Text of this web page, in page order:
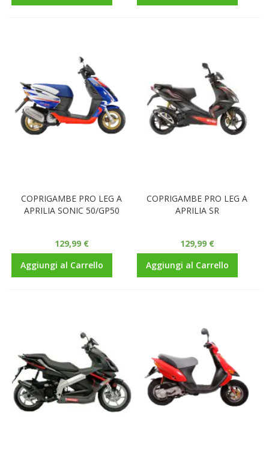
COPRIGAMBE PRO LEG A
APRILIA SONIC 50/GP50
129,99 €
Aggiungi al Carrello
COPRIGAMBE PRO LEG A
APRILIA SR
129,99 €
Aggiungi al Carrello